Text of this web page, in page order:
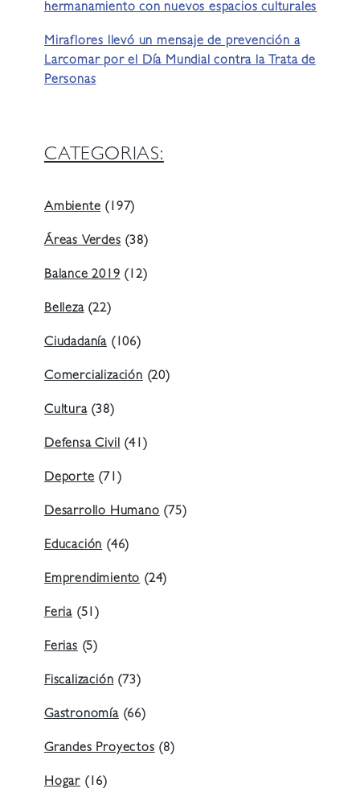
hermanamiento con nuevos espacios culturales
Miraflores llevó un mensaje de prevención a
Larcomar por el Día Mundial contra la Trata de
Personas
CATEGORIAS:
Ambiente (197)
Áreas Verdes (38)
Balance 2019 (12)
Belleza(22)
Ciudadanía (106)
Comercialización (20)
Cultura(38)
Defensa Civil (41)
Deporte (71)
Desarrollo Humano (75)
Educación (46)
Emprendimiento (24)
Feria (51)
Ferias (5)
Fiscalización (73)
Gastronomía(66)
Grandes Proyectos (8)
Hogar (16)